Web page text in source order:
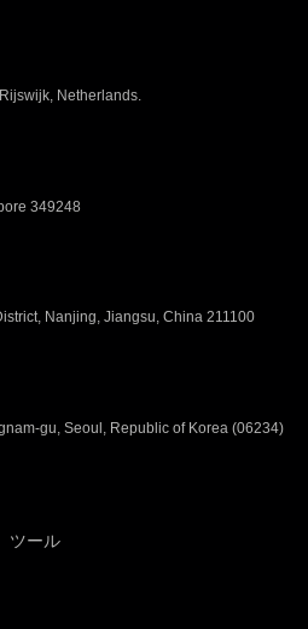
Netherlands.
349248
Nanjing, Jiangsu, China 211100
gu, Seoul, Republic of Korea (06234)
ツール